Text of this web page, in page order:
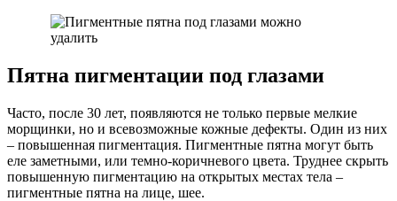
Пятна пигментации под глазами
Часто, после 30 лет, появляются не только первые мелкие
морщинки, но и всевозможные кожные дефекты. Один из них
– повышенная пигментация. Пигментные пятна могут быть
еле заметными, или темно-коричневого цвета. Труднее скрыть
повышенную пигментацию на открытых местах тела –
пигментные пятна на лице, шее.